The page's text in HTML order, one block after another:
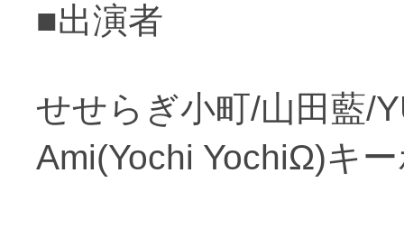
■出演者
せせらぎ小町/山田藍/
Ami(Yochi YochiΩ)キ